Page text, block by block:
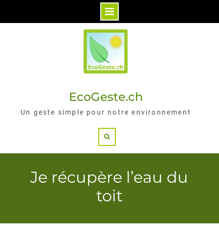
EcoGeste.ch
Un geste simple pour notre environnement
Je récupère l’eau du
toit